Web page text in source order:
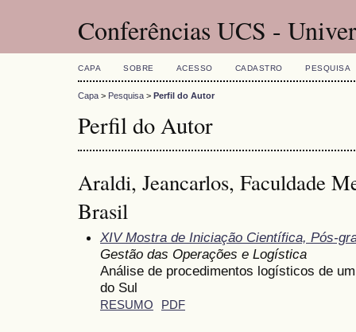
Conferências UCS -
CAPA SOBRE ACESSO CADASTRO PESQUISA
Capa > Pesquisa > Perfil do Autor
Perfil do Autor
Araldi, Jeancarlos, Faculdade
Brasil
XIV Mostra de Iniciação Científica, Pós-
Gestão das Operações e Logística
Análise de procedimentos logísticos de
do Sul
RESUMO PDF